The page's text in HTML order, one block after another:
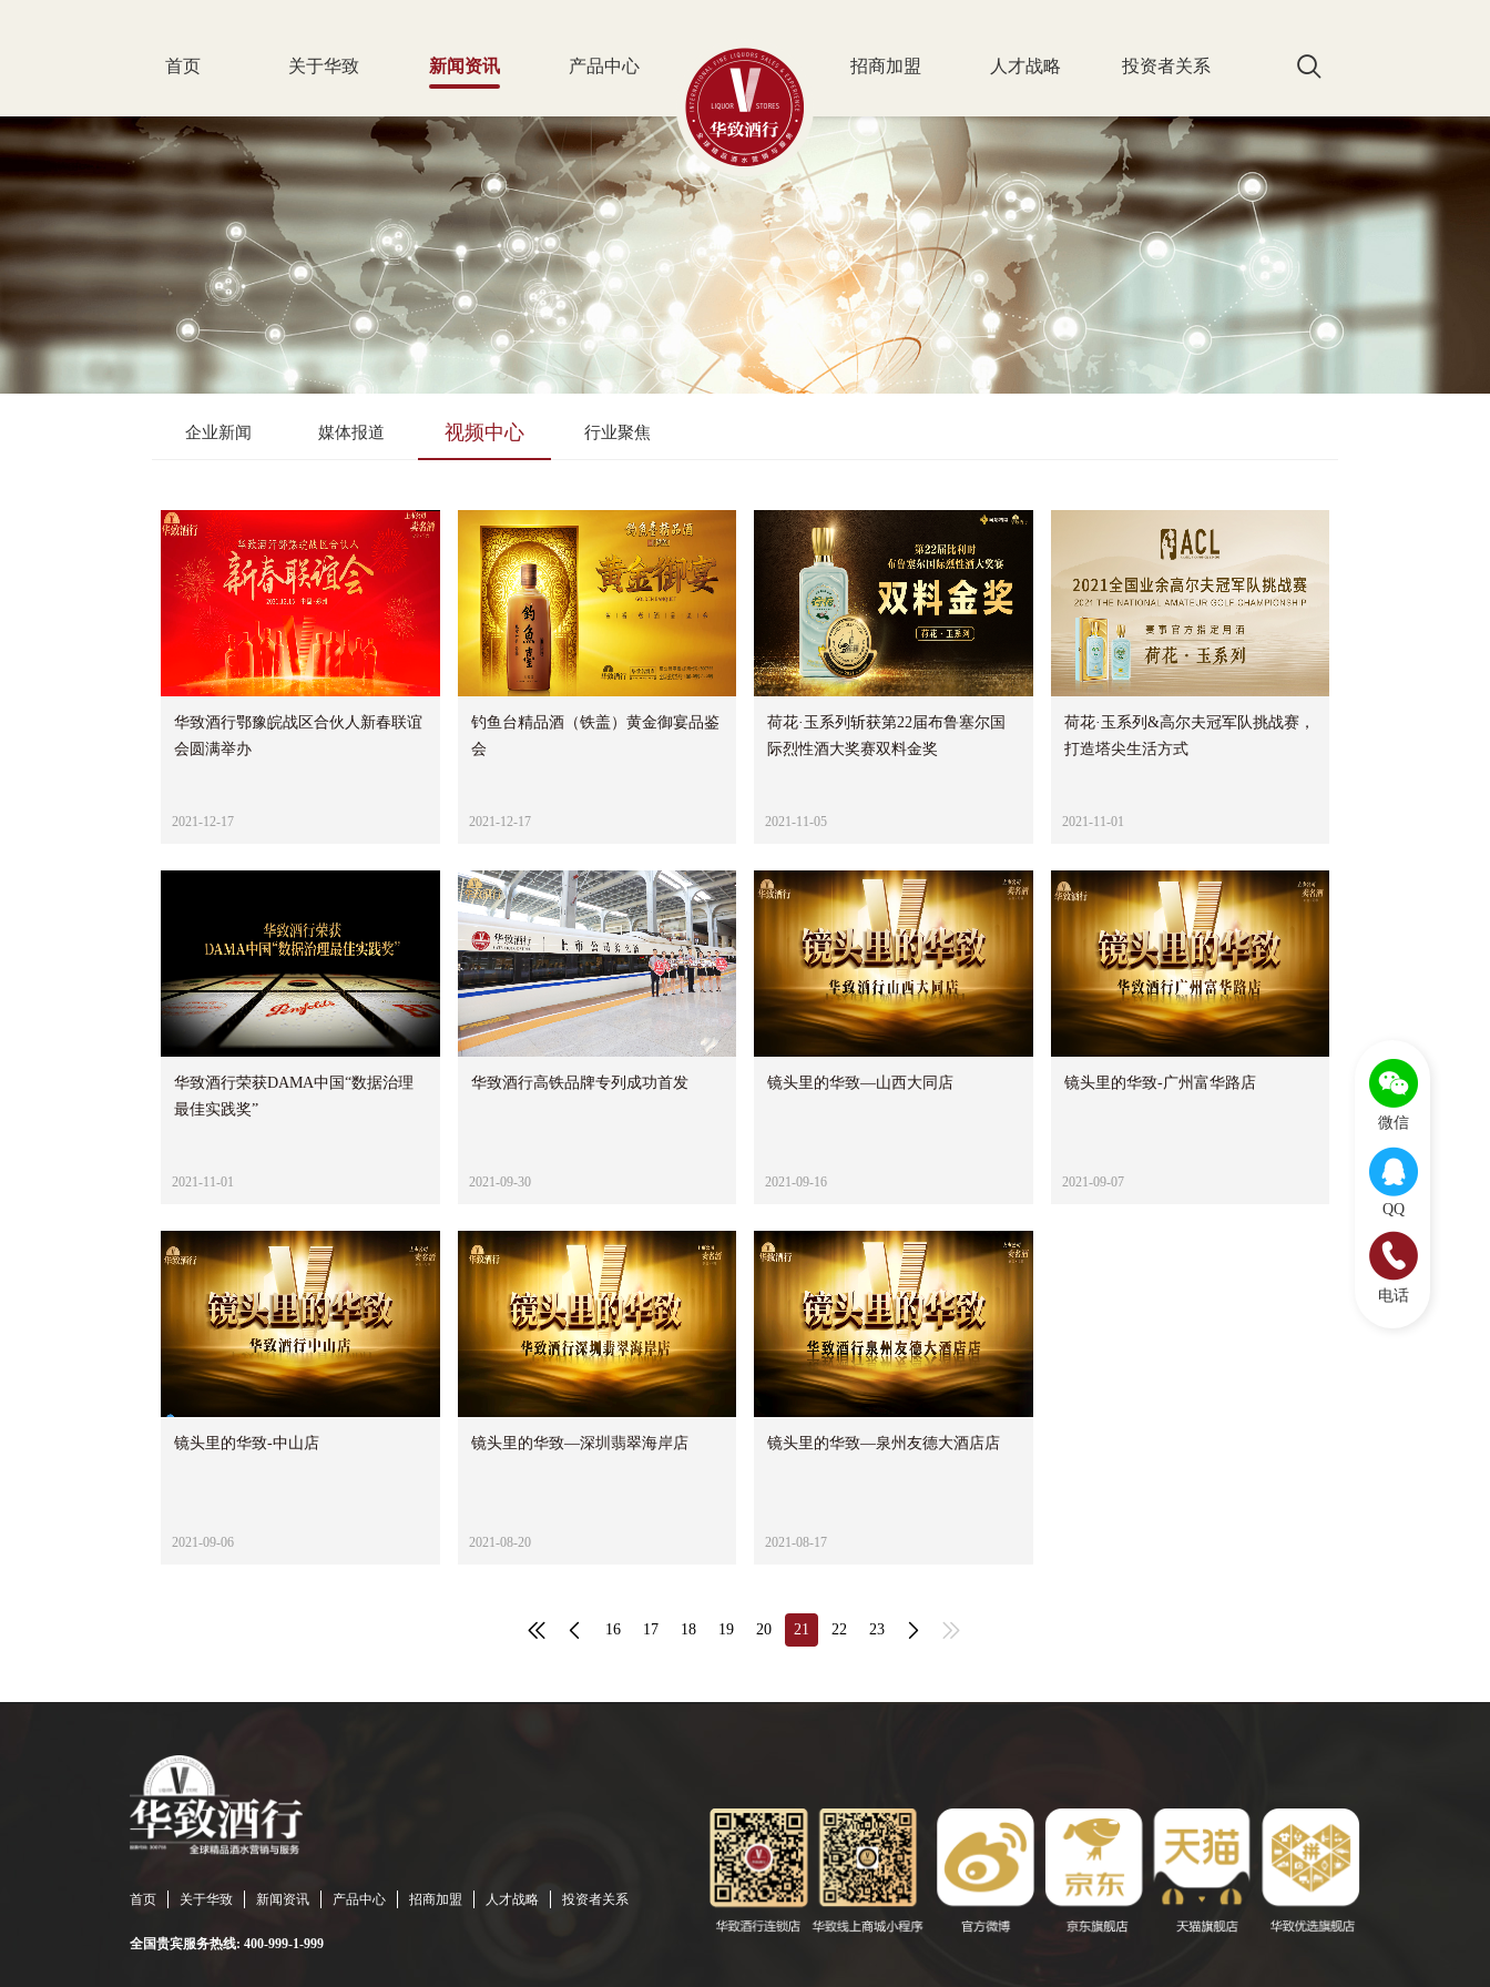
首页 关于华致 新闻资讯 产品中心 招商加盟 人才战略 投资者关系
企业新闻 媒体报道 视频中心 行业聚焦
华致酒行鄂豫皖战区合伙人新春联谊
会圆满举办
2021-12-17
钓鱼台精品酒（铁盖）黄金御宴品鉴
会
2021-12-17
荷花·玉系列斩获第22届布鲁塞尔国
际烈性酒大奖赛双料金奖
2021-11-05
荷花·玉系列&高尔夫冠军队挑战赛，
打造塔尖生活方式
2021-11-01
华致酒行荣获DAMA中国“数据治理
最佳实践奖”
2021-11-01
华致酒行高铁品牌专列成功首发
2021-09-30
镜头里的华致—山西大同店
2021-09-16
镜头里的华致-广州富华路店
2021-09-07
镜头里的华致-中山店
2021-09-06
镜头里的华致—深圳翡翠海岸店
2021-08-20
镜头里的华致—泉州友德大酒店店
2021-08-17
16 17 18 19 20 21 22 23
首页 关于华致 新闻资讯 产品中心 招商加盟 人才战略 投资者关系
全国贵宾服务热线: 400-999-1-999
微信
QQ
电话